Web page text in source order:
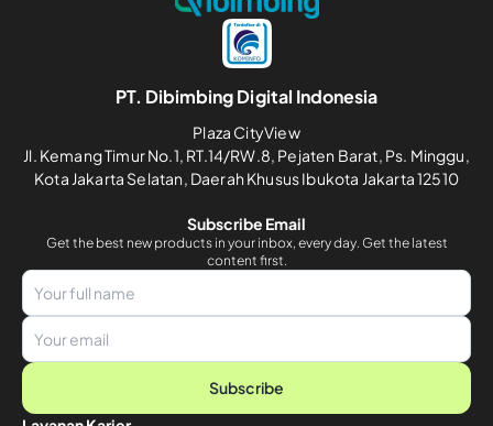
PT. Dibimbing Digital Indonesia
Plaza CityView
Jl. Kemang Timur No.1, RT.14/RW.8, Pejaten Barat, Ps. Minggu,
Kota Jakarta Selatan, Daerah Khusus Ibukota Jakarta 12510
Subscribe Email
Get the best new products in your inbox, every day. Get the latest
content first.
Subscribe